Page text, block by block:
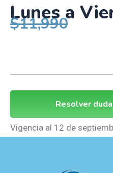
Lunes a
$11,990
Resolver
Vigencia al 12 de